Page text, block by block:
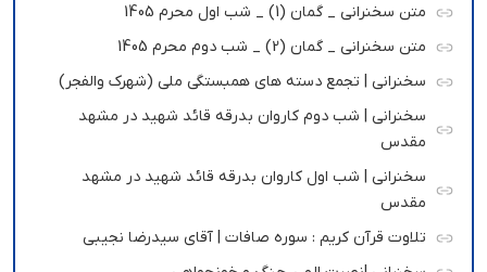
متن سخنرانی _ گمان (1) _ شب اول محرم 1405
متن سخنرانی _ گمان (2) _ شب دوم محرم 1405
سخنرانی | تجمع دسته های همبستگی ملی (شهرک والفجر)
سخنرانی | شب دوم کاروان بدرقه قائد شهید در مشهد
مقدس
سخنرانی | شب اول کاروان بدرقه قائد شهید در مشهد
مقدس
تلاوت قرآن کریم : سوره صافات | آقای سیدرضا نجیبی